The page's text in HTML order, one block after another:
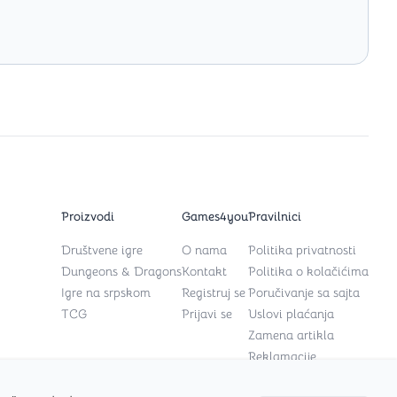
Proizvodi
Društvene igre
Dungeons & Dragons
Igre na srpskom
TCG
Games4you
O nama
Kontakt
Registruj se
Prijavi se
Pravilnici
Politika privatnosti
Politika o kolačićima
Poručivanje sa sajta
Uslovi plaćanja
Zamena artikla
Reklamacije